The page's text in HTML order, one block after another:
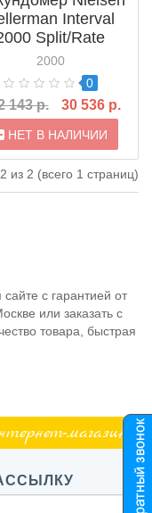
Interval
Split/Rate
Watch
2000
0
143 р. 30 536 р.
НЕТ В НАЛИЧИИ
из 2 (всего 1 страниц)
с гарантией от
или заказать с
товара, быстрая
магазин